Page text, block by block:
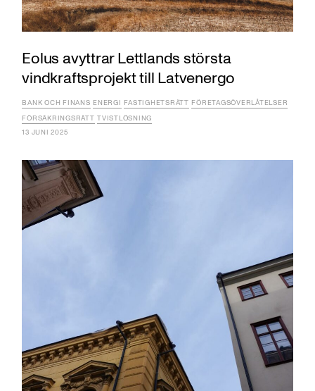
Eolus avyttrar Lettlands största
vindkraftsprojekt till Latvenergo
BANK OCH FINANS ENERGI FASTIGHETSRÄTT FÖRETAGSÖVERLÅTELSER
FÖRSÄKRINGSRÄTT TVISTLÖSNING
13 JUNI 2025